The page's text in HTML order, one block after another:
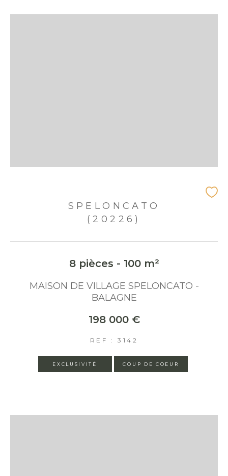
SPELONCATO
(20226)
8 pièces - 100 m²
MAISON DE VILLAGE SPELONCATO -
BALAGNE
198 000 €
REF : 3142
EXCLUSIVITÉ COUP DE COEUR